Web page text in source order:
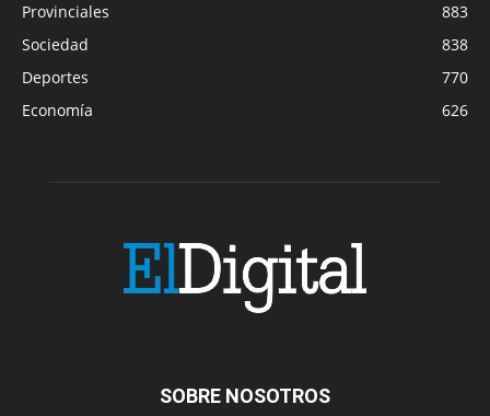
Provinciales
883
Sociedad
838
Deportes
770
Economía
626
SOBRE NOSOTROS